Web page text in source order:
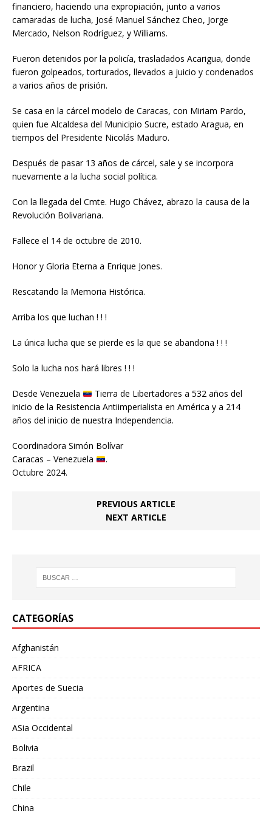
financiero, haciendo una expropiación, junto a varios
camaradas de lucha, José Manuel Sánchez Cheo, Jorge
Mercado, Nelson Rodríguez, y Williams.
Fueron detenidos por la policía, trasladados Acarigua, donde
fueron golpeados, torturados, llevados a juicio y condenados
a varios años de prisión.
Se casa en la cárcel modelo de Caracas, con Miriam Pardo,
quien fue Alcaldesa del Municipio Sucre, estado Aragua, en
tiempos del Presidente Nicolás Maduro.
Después de pasar 13 años de cárcel, sale y se incorpora
nuevamente a la lucha social política.
Con la llegada del Cmte. Hugo Chávez, abrazo la causa de la
Revolución Bolivariana.
Fallece el 14 de octubre de 2010.
Honor y Gloria Eterna a Enrique Jones.
Rescatando la Memoria Histórica.
Arriba los que luchan ! ! !
La única lucha que se pierde es la que se abandona ! ! !
Solo la lucha nos hará libres ! ! !
Desde Venezuela
Tierra de Libertadores a 532 años del
inicio de la Resistencia Antiimperialista en América y a 214
años del inicio de nuestra Independencia.
Coordinadora Simón Bolívar
Caracas – Venezuela
.
Octubre 2024.
PREVIOUS ARTICLE
NEXT ARTICLE
CATEGORÍAS
Afghanistán
AFRICA
Aportes de Suecia
Argentina
ASia Occidental
Bolivia
Brazil
Chile
China